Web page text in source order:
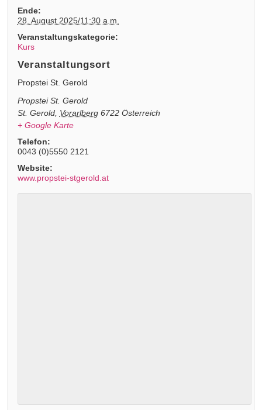
Ende:
28. August 2025/11:30 a.m.
Veranstaltungskategorie:
Kurs
Veranstaltungsort
Propstei St. Gerold
Propstei St. Gerold
St. Gerold, Vorarlberg 6722 Österreich
+ Google Karte
Telefon:
0043 (0)5550 2121
Website:
www.propstei-stgerold.at